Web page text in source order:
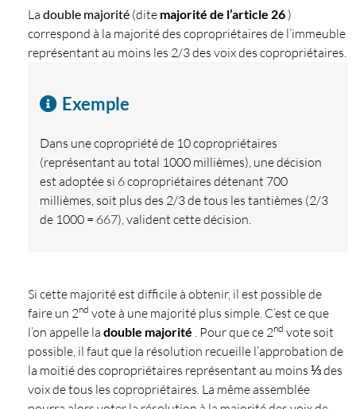
La double majorité (dite majorité de l’article 26 )
correspond à la majorité des copropriétaires de l’immeuble
représentant au moins les 2/3 des voix des copropriétaires.
Exemple
Dans une copropriété de 10 copropriétaires
(représentant au total 1000 millièmes), une décision
est adoptée si 6 copropriétaires détenant 700
millièmes, soit plus des 2/3 de tous les tantièmes (2/3
de 1000 = 667), valident cette décision.
Si cette majorité est difficile à obtenir, il est possible de
faire un 2nd vote à une majorité plus simple. C’est ce que
l’on appelle la double majorité . Pour que ce 2nd vote soit
possible, il faut que la résolution recueille l’approbation de
la moitié des copropriétaires représentant au moins ⅓ des
voix de tous les copropriétaires. La même assemblée